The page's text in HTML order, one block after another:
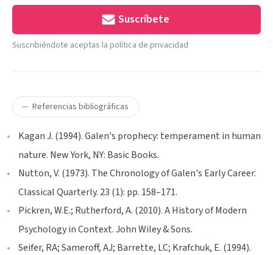
Suscríbete
Suscribiéndote aceptas la política de privacidad
Referencias bibliográficas
Kagan J. (1994). Galen's prophecy: temperament in human
nature. New York, NY: Basic Books.
Nutton, V. (1973). The Chronology of Galen's Early Career.
Classical Quarterly. 23 (1): pp. 158–171.
Pickren, W.E.; Rutherford, A. (2010). A History of Modern
Psychology in Context. John Wiley & Sons.
Seifer, RA; Sameroff, AJ; Barrette, LC; Krafchuk, E. (1994).